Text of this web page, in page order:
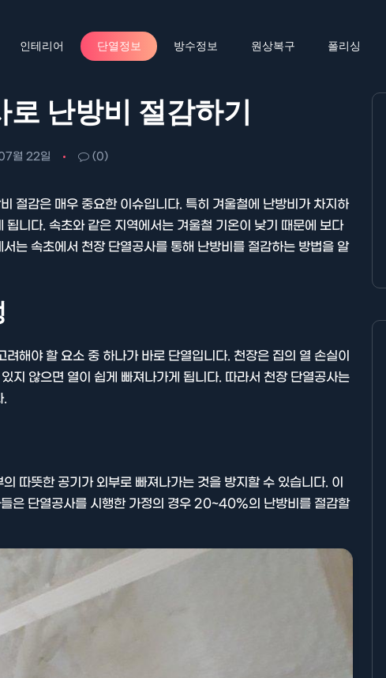
인테리어 단열정보 방수정보 원상복구 폴리싱
난방비 절감하기
월 22일 (0)
절감은 매우 중요한 이슈입니다. 특히 겨울철에 난방비가 차지하
니다. 속초와 같은 지역에서는 겨울철 기온이 낮기 때문에 보다
는 속초에서 천장 단열공사를 통해 난방비를 절감하는 방법을 알
해야 할 요소 중 하나가 바로 단열입니다. 천장은 집의 열 손실이
지 않으면 열이 쉽게 빠져나가게 됩니다. 따라서 천장 단열공사는
.
따뜻한 공기가 외부로 빠져나가는 것을 방지할 수 있습니다. 이
은 단열공사를 시행한 가정의 경우 20~40%의 난방비를 절감할